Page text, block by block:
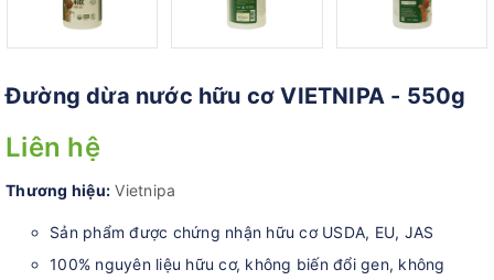
Đường dừa nước hữu cơ VIETNIPA - 550g
Liên hệ
Thương hiệu: Vietnipa
Sản phẩm được chứng nhận hữu cơ USDA, EU, JAS
100% nguyên liệu hữu cơ, không biến đổi gen, không